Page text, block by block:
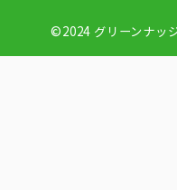
©2024 グリーンナッ